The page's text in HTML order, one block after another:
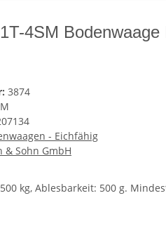
4SM
3874
- Eichfähig
& Sohn GmbH
kg, Ablesbarkeit: 500 g.